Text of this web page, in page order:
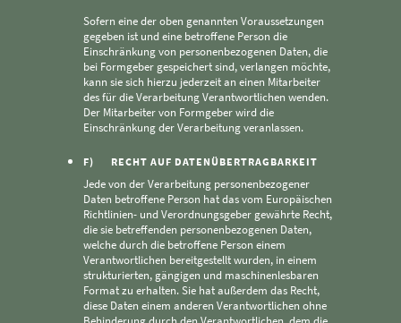
Sofern eine der oben genannten Voraussetzungen
gegeben ist und eine betroffene Person die
Einschränkung von personenbezogenen Daten, die
bei Formgeber gespeichert sind, verlangen möchte,
kann sie sich hierzu jederzeit an einen Mitarbeiter
des für die Verarbeitung Verantwortlichen wenden.
Der Mitarbeiter von Formgeber wird die
Einschränkung der Verarbeitung veranlassen.
F) RECHT AUF DATENÜBERTRAGBARKEIT
Jede von der Verarbeitung personenbezogener
Daten betroffene Person hat das vom Europäischen
Richtlinien- und Verordnungsgeber gewährte Recht,
die sie betreffenden personenbezogenen Daten,
welche durch die betroffene Person einem
Verantwortlichen bereitgestellt wurden, in einem
strukturierten, gängigen und maschinenlesbaren
Format zu erhalten. Sie hat außerdem das Recht,
diese Daten einem anderen Verantwortlichen ohne